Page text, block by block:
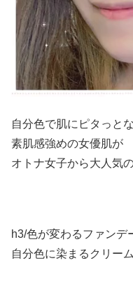
自分色で肌にピタっと
素肌感強めの女優肌が
オトナ女子から大人気
h3/色が変わるファンデ
自分色に染まるクリー